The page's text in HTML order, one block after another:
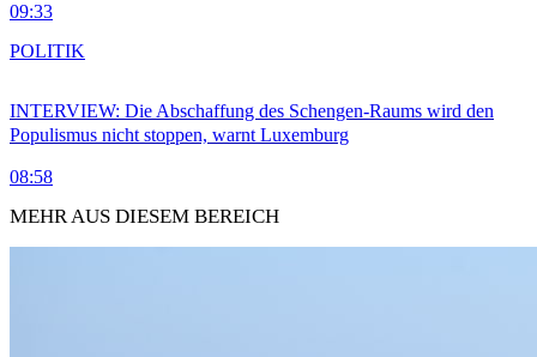
09:33
INTERVIEW: Die Abschaffung des Schengen-Raums wird den
Populismus nicht stoppen, warnt Luxemburg
08:58
POLITIK
MEHR AUS DIESEM BEREICH